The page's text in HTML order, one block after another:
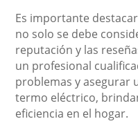
Es importante
no solo se debe
reputación y las
un profesional
problemas y asegurar
termo eléctrico,
eficiencia en el hogar.